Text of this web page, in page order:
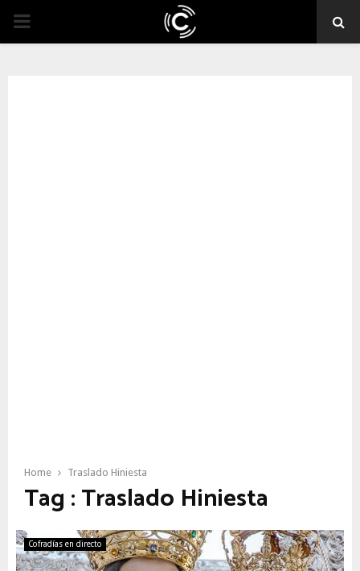
PRIMARY
Home Traslado Hiniesta
Tag : Traslado Hiniesta
Cofradías en directo